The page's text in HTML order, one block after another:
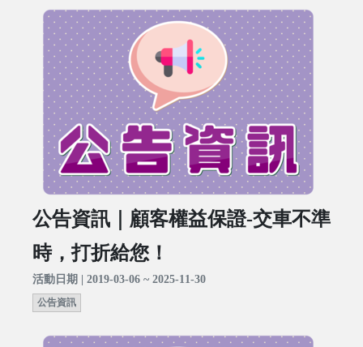
公告資訊｜顧客權益保證-交車不準
時，打折給您！
活動日期 | 2019-03-06 ~ 2025-11-30
公告資訊